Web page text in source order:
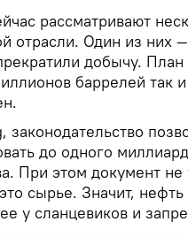
рассматривают
отрасли. Один из них —
добычу.
баррелей так
до одного
При этом документ не
сырье. Значит,
у сланцевиков и